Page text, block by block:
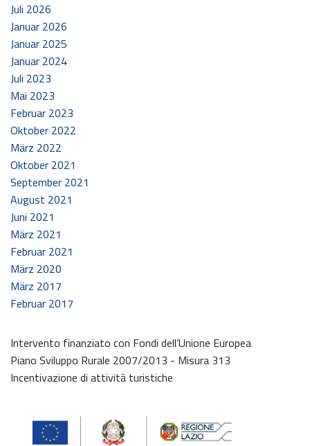
Juli 2026
Januar 2026
Januar 2025
Januar 2024
Juli 2023
Mai 2023
Februar 2023
Oktober 2022
März 2022
Oktober 2021
September 2021
August 2021
Juni 2021
März 2021
Februar 2021
März 2020
März 2017
Februar 2017
Intervento finanziato con Fondi dell’Unione Europea
Piano Sviluppo Rurale 2007/2013 - Misura 313
Incentivazione di attività turistiche